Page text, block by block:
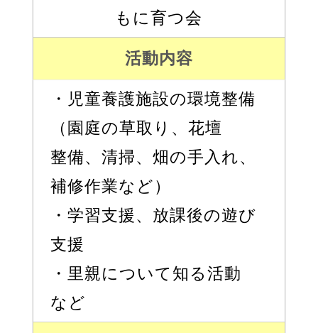
もに育つ会
活動内容
・児童養護施設の環境整備
（園庭の草取り、花壇
整備、清掃、畑の手入れ、
補修作業など）
・学習支援、放課後の遊び
支援
・里親について知る活動
など